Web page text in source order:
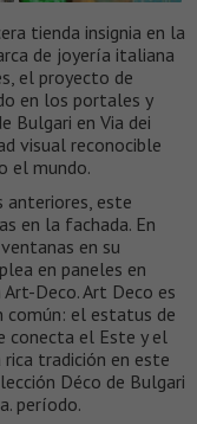
tienda insignia en la
de joyería italiana
el proyecto de
en los portales y
Bulgari en Via dei
visual reconocible
el mundo.
anteriores, este
en la fachada. En
en su
en paneles en
Deco. Art Deco es
común: el estatus de
conecta el Este y el
tradición en este
Déco de Bulgari
período.